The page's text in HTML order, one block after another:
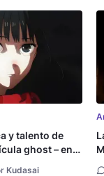
y talento de
ghost – end
Kudasai